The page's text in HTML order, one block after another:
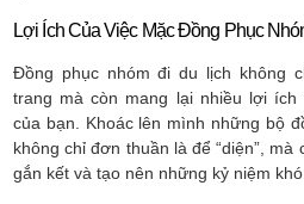
Lợi Ích Của Việc Mặc Đồng Phục
Đồng phục nhóm đi du lịch không
trang mà còn mang lại nhiều lợi
của bạn. Khoác lên mình những bộ
không chỉ đơn thuần là để “diện”,
gắn kết và tạo nên những kỷ niệm